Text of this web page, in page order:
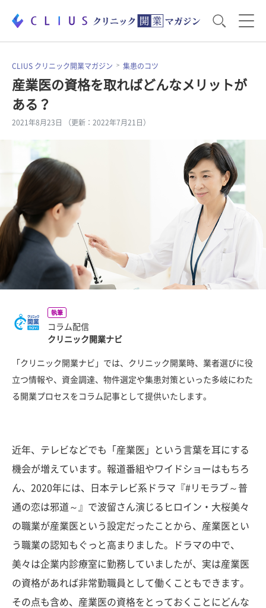
お役立ち資料 運営・経営のポイント
開業医のリアル
医療機器・事務機器
集患のコツ
CLIUS クリニック開業マガジン 集患のコツ
産業医の資格を取ればどんなメリットが
ある？
2021年8月23日 （更新：2022年7月21日）
執筆
コラム配信
クリニック開業ナビ
「クリニック開業ナビ」では、クリニック開業時、業者選びに役
立つ情報や、資金調達、物件選定や集患対策といった多岐にわた
る開業プロセスをコラム記事として提供いたします。
近年、テレビなどでも「産業医」という言葉を耳にする
機会が増えています。報道番組やワイドショーはもちろ
ん、2020年には、日本テレビ系ドラマ『#リモラブ～普
通の恋は邪道～』で波留さん演じるヒロイン・大桜美々
の職業が産業医という設定だったことから、産業医とい
う職業の認知もぐっと高まりました。ドラマの中で、
美々は企業内診療室に勤務していましたが、実は産業医
の資格があれば非常勤職員として働くこともできます。
その点も含め、産業医の資格をとっておくことにどんな